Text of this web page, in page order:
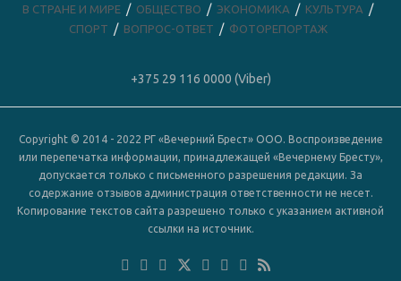
В СТРАНЕ И МИРЕ ОБЩЕСТВО ЭКОНОМИКА
КУЛЬТУРА
СПОРТ
ВОПРОС-ОТВЕТ ФОТОРЕПОРТАЖ
+375 29 116 0000 (Viber)
Copyright © 2014 - 2022 РГ «Вечерний Брест» ООО. Воспроизведение
или перепечатка информации, принадлежащей «Вечернему Бресту»,
допускается только с письменного разрешения редакции. За
содержание отзывов администрация ответственности не несет.
Копирование текстов сайта разрешено только с указанием активной
ссылки на источник.